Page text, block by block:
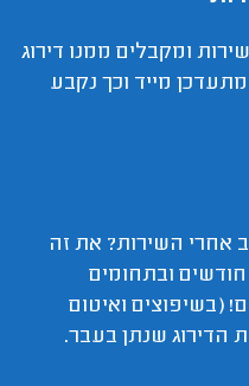
ומקבלים ממנו דירוג
מייד וכך נקבע
אחרי השירות? את זה
ובתחומים
(בשיפוצים ואיטום
הדירוג שנתן בעבר.